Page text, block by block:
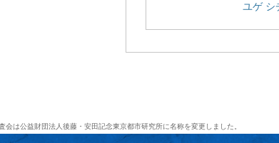
ユゲ シ
会は公益財団法人後藤・安田記念東京都市研究所に名称を変更しました。